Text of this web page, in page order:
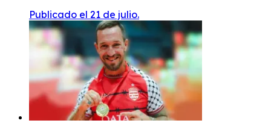
Publicado el 21 de julio.